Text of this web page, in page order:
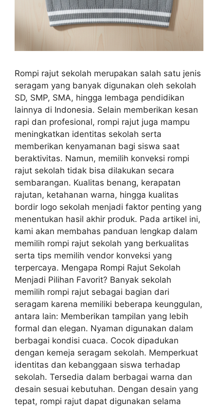
Rompi rajut sekolah merupakan salah satu jenis
seragam yang banyak digunakan oleh sekolah
SD, SMP, SMA, hingga lembaga pendidikan
lainnya di Indonesia. Selain memberikan kesan
rapi dan profesional, rompi rajut juga mampu
meningkatkan identitas sekolah serta
memberikan kenyamanan bagi siswa saat
beraktivitas. Namun, memilih konveksi rompi
rajut sekolah tidak bisa dilakukan secara
sembarangan. Kualitas benang, kerapatan
rajutan, ketahanan warna, hingga kualitas
bordir logo sekolah menjadi faktor penting yang
menentukan hasil akhir produk. Pada artikel ini,
kami akan membahas panduan lengkap dalam
memilih rompi rajut sekolah yang berkualitas
serta tips memilih vendor konveksi yang
terpercaya. Mengapa Rompi Rajut Sekolah
Menjadi Pilihan Favorit? Banyak sekolah
memilih rompi rajut sebagai bagian dari
seragam karena memiliki beberapa keunggulan,
antara lain: Memberikan tampilan yang lebih
formal dan elegan. Nyaman digunakan dalam
berbagai kondisi cuaca. Cocok dipadukan
dengan kemeja seragam sekolah. Memperkuat
identitas dan kebanggaan siswa terhadap
sekolah. Tersedia dalam berbagai warna dan
desain sesuai kebutuhan. Dengan desain yang
tepat, rompi rajut dapat digunakan selama